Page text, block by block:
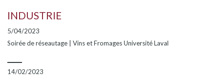
INDUSTRIE
5/04/2023
Soirée de réseautage | Vins et Fromages Université Laval
14/02/2023